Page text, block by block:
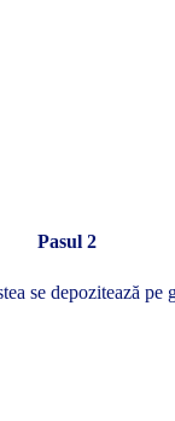
Pasul 2
se depozitează